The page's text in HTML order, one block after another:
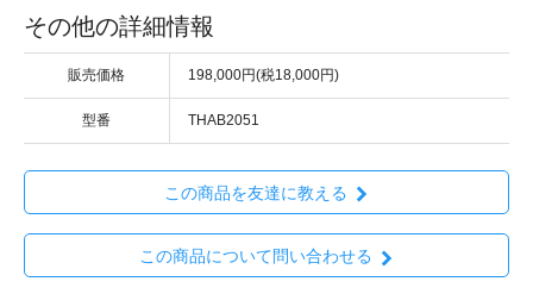
その他の詳細情報
販売価格 198,000円(税18,000円)
型番 THAB2051
この商品を友達に教える
この商品について問い合わせる